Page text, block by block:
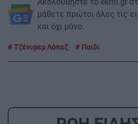
Ακολουθήστε το ekriti.gr
μάθετε πρώτοι όλες τις
και όχι μόνο.
Τζένιφερ Λόπεζ Παιδι